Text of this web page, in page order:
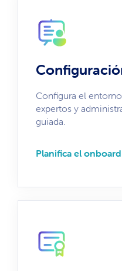
Configura el
expertos y
guiada.
Planifica el